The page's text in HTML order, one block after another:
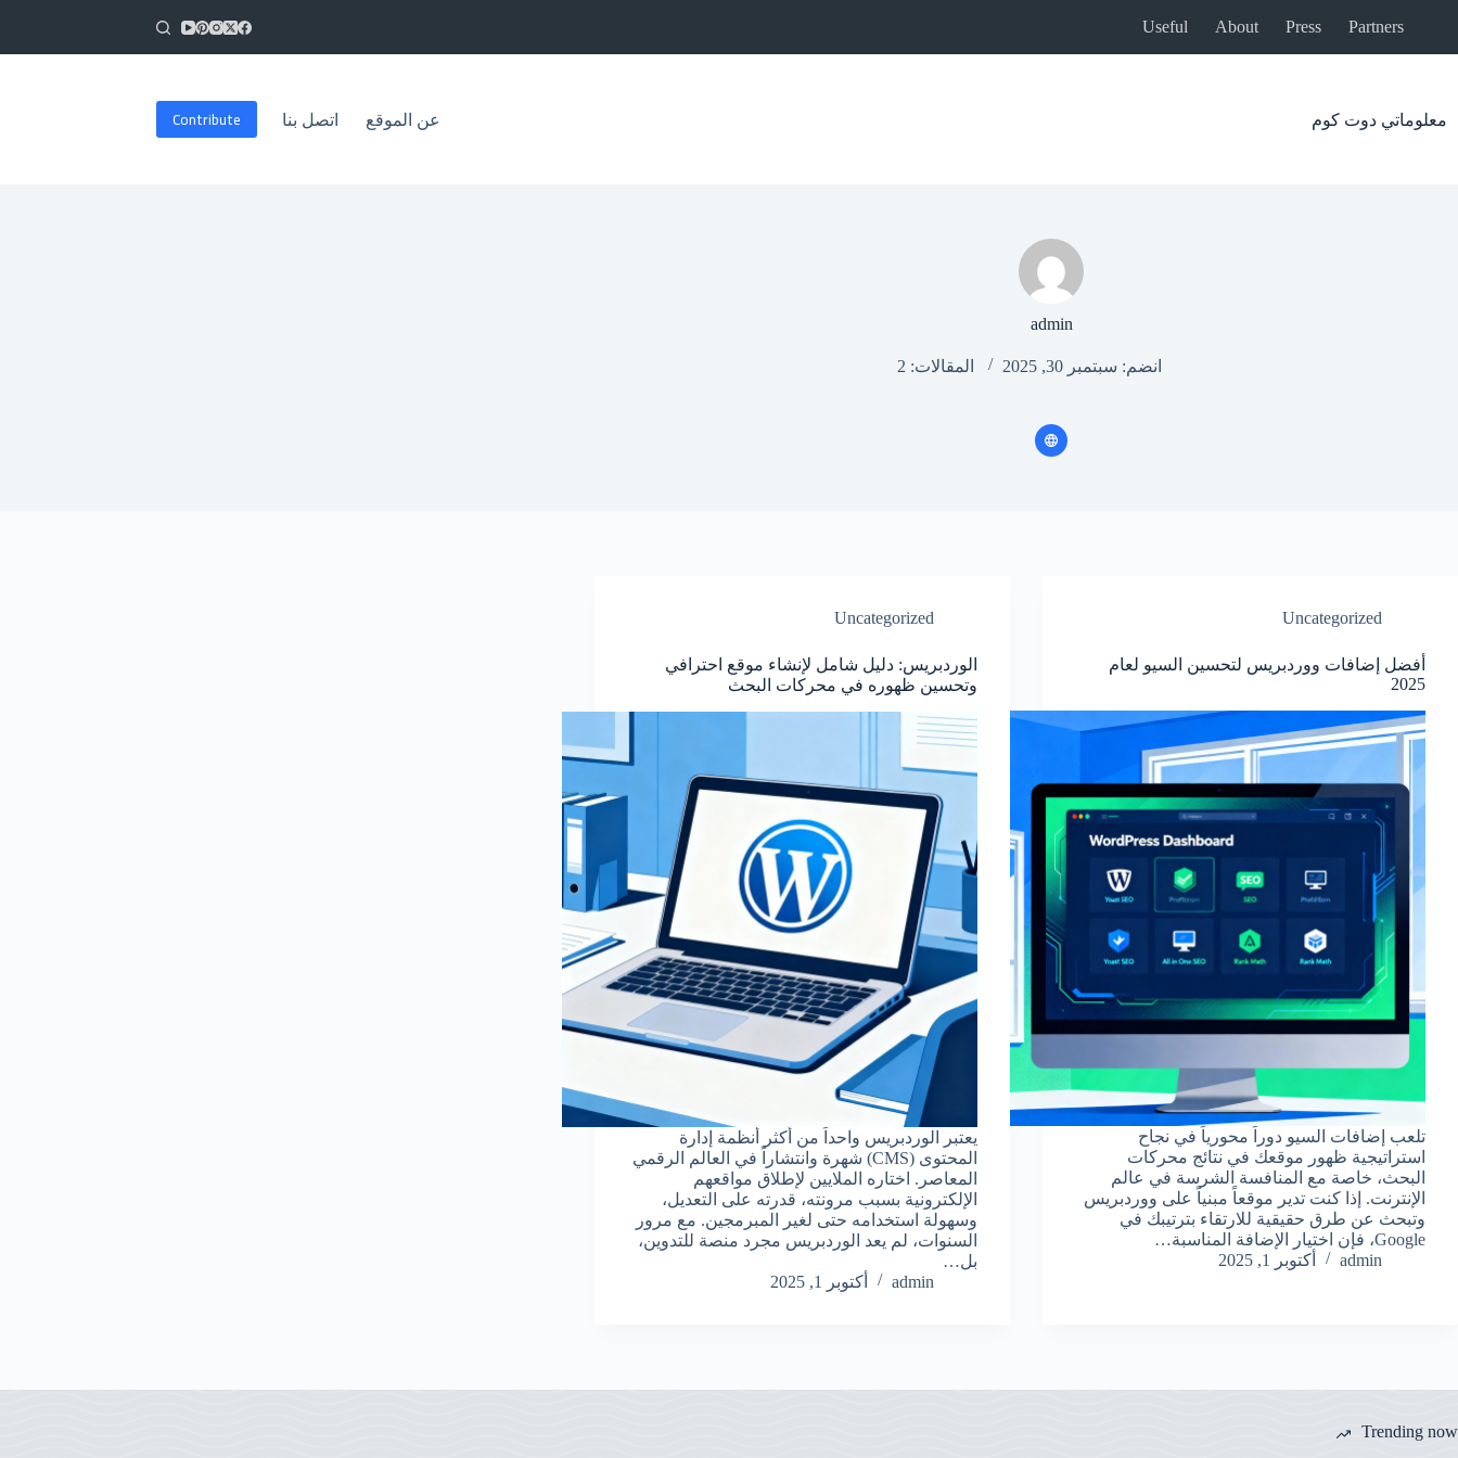
المحتوى
Partners
Press
About
Useful
معلوماتي دوت كوم عن الموقع اتصل بنا Contribute
admin
انضم: سبتمبر 30, 2025 المقالات: 2
Uncategorized
أفضل إضافات ووردبريس لتحسين السيو لعام
2025
تلعب إضافات السيو دوراً محورياً في نجاح
استراتيجية ظهور موقعك في نتائج محركات
البحث، خاصة مع المنافسة الشرسة في عالم
الإنترنت. إذا كنت تدير موقعاً مبنياً على ووردبريس
وتبحث عن طرق حقيقية للارتقاء بترتيبك في
Google، فإن اختيار الإضافة المناسبة…
admin
أكتوبر 1, 2025
Uncategorized
الوردبريس: دليل شامل لإنشاء موقع احترافي
وتحسين ظهوره في محركات البحث
يعتبر الوردبريس واحداً من أكثر أنظمة إدارة
المحتوى (CMS) شهرة وانتشاراً في العالم الرقمي
المعاصر. اختاره الملايين لإطلاق مواقعهم
الإلكترونية بسبب مرونته، قدرته على التعديل،
وسهولة استخدامه حتى لغير المبرمجين. مع مرور
السنوات، لم يعد الوردبريس مجرد منصة للتدوين،
بل…
admin
أكتوبر 1, 2025
Trending now